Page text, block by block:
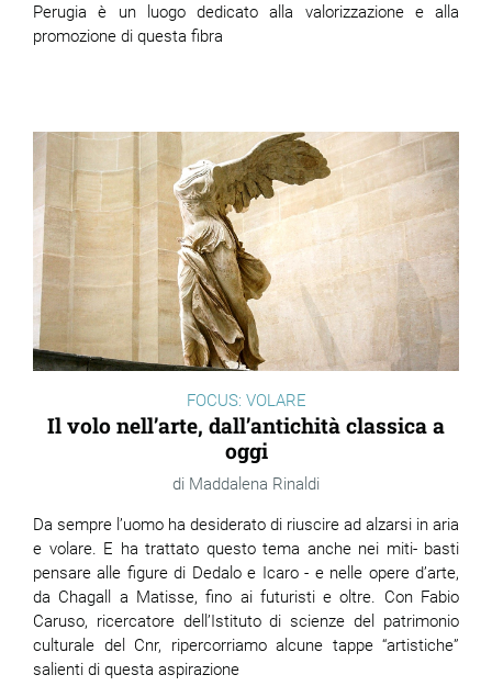
Perugia è un luogo dedicato alla valorizzazione e alla
promozione di questa fibra
FOCUS: VOLARE
Il volo nell’arte, dall’antichità classica a
oggi
Maddalena Rinaldi
Da sempre l’uomo ha desiderato di riuscire ad alzarsi in aria
e volare. E ha trattato questo tema anche nei miti- basti
pensare alle figure di Dedalo e Icaro - e nelle opere d’arte,
da Chagall a Matisse, fino ai futuristi e oltre. Con Fabio
Caruso, ricercatore dell’Istituto di scienze del patrimonio
culturale del Cnr, ripercorriamo alcune tappe “artistiche”
salienti di questa aspirazione